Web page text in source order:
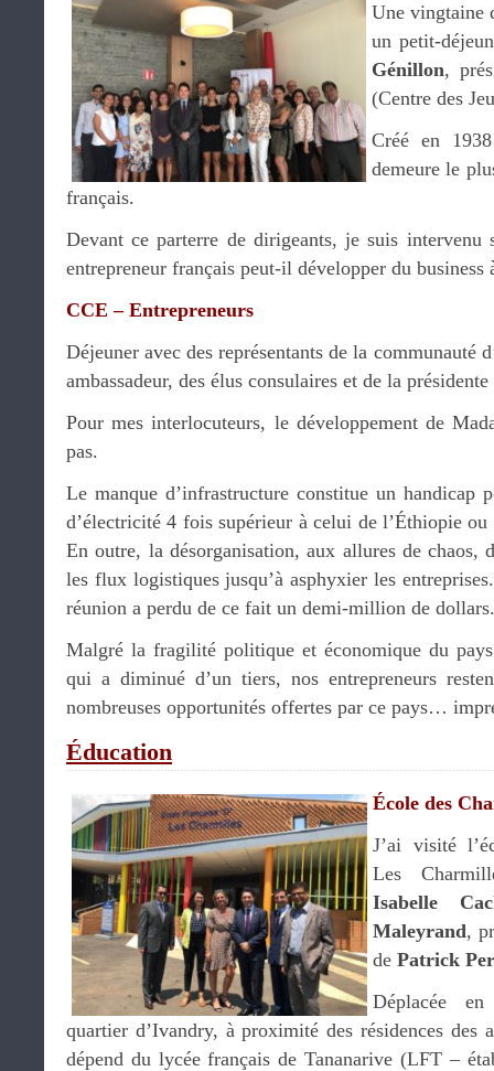
Une vingtaine
un petit-
Génillon,
(Centre des
Créé en
demeure le
français.
Devant ce parterre de dirigeants, je suis intervenu
entrepreneur français peut-il développer du business
CCE – Entrepreneurs
Déjeuner avec des représentants de la communauté
ambassadeur, des élus consulaires et de la
Pour mes interlocuteurs, le développement de
pas.
Le manque d’infrastructure constitue un handicap
d’électricité 4 fois supérieur à celui de l’Éthiopie
En outre, la désorganisation, aux allures de chaos,
les flux logistiques jusqu’à asphyxier les
réunion a perdu de ce fait un demi-million de dollars.
Malgré la fragilité politique et économique du
qui a diminué d’un tiers, nos entrepreneurs
nombreuses opportunités offertes par ce pays…
Éducation
École des
J’ai visité
Les
Isabelle
Maleyrand,
de Patrick
Déplacée
quartier d’Ivandry, à proximité des résidences des
dépend du lycée français de Tananarive (LFT –